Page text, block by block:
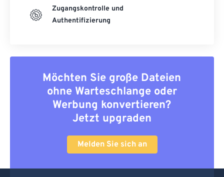
Zugangskontrolle und
Authentifizierung
Möchten Sie große Dateien
ohne Warteschlange oder
Werbung konvertieren?
Jetzt upgraden
Melden Sie sich an